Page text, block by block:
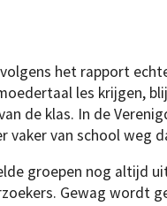
het rapport
les krijgen,
de klas. In de
vaker van school weg
groepen nog altijd
Gewag wordt